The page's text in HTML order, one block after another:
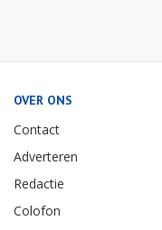
OVER ONS
Contact
Adverteren
Redactie
Colofon